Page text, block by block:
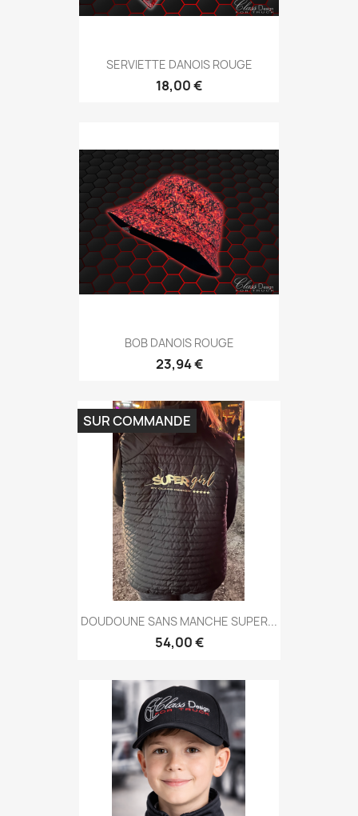
SERVIETTE DANOIS ROUGE
18,00 €
BOB DANOIS ROUGE
23,94 €
DOUDOUNE SANS MANCHE SUPER...
54,00 €
SUR COMMANDE